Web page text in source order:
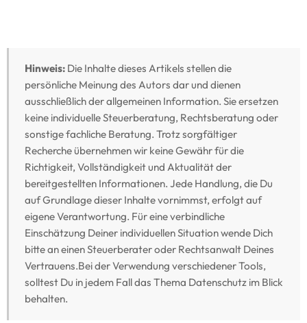
Hinweis:Die Inhalte dieses Artikels stellen die
persönliche Meinung des Autors dar und dienen
ausschließlich der allgemeinen Information. Sie ersetzen
keine individuelle Steuerberatung, Rechtsberatung oder
sonstige fachliche Beratung. Trotz sorgfältiger
Recherche übernehmen wir keine Gewähr für die
Richtigkeit, Vollständigkeit und Aktualität der
bereitgestellten Informationen. Jede Handlung, die Du
auf Grundlage dieser Inhalte vornimmst, erfolgt auf
eigene Verantwortung. Für eine verbindliche
Einschätzung Deiner individuellen Situation wende Dich
bitte an einen Steuerberater oder Rechtsanwalt Deines
Vertrauens.Bei der Verwendung verschiedener Tools,
solltest Du in jedem Fall das Thema Datenschutz im Blick
behalten.